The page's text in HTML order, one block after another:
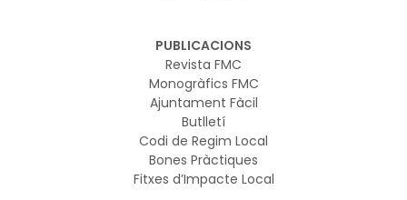
PUBLICACIONS
Revista FMC
Monogràfics FMC
Ajuntament Fàcil
Butlletí
Codi de Regim Local
Bones Pràctiques
Fitxes d’Impacte Local